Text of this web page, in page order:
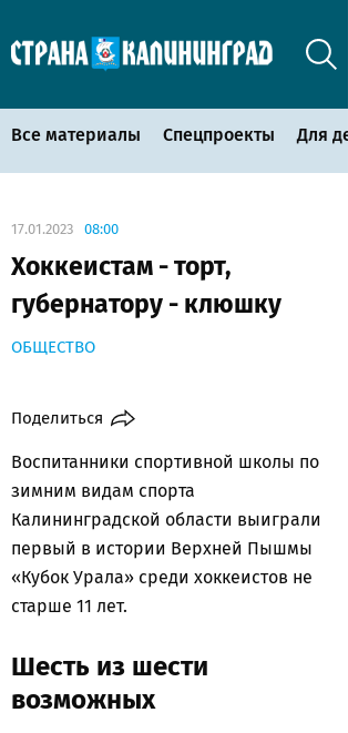
Все материалы Спецпроекты Для
17.01.2023 08:00
Хоккеистам - торт,
губернатору - клюшку
ОБЩЕСТВО
Поделиться
Воспитанники спортивной школы по
зимним видам спорта
Калининградской области выиграли
первый в истории Верхней Пышмы
«Кубок Урала» среди хоккеистов не
старше 11 лет.
Шесть из шести
возможных